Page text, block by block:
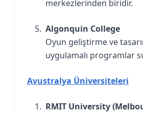
merkezlerinden biridir.
Algonquin College
Oyun geliştirme ve
uygulamalı programlar
Avustralya Üniversiteleri
RMIT University